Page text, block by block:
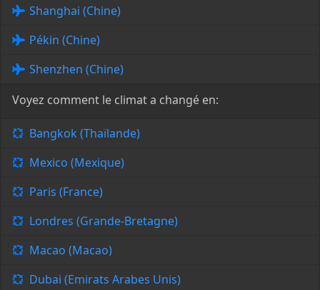
Shanghai (Chine)
Pékin (Chine)
Shenzhen (Chine)
Voyez comment le climat a changé en:
Bangkok (Thaïlande)
Mexico (Mexique)
Paris (France)
Londres (Grande-Bretagne)
Macao (Macao)
Dubai (Emirats Arabes Unis)